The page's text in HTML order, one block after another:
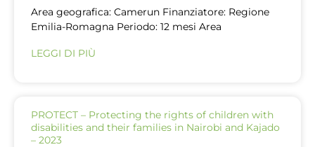
Area geografica: Camerun Finanziatore: Regione
Emilia-Romagna Periodo: 12 mesi Area
LEGGI DI PIÙ
PROTECT – Protecting the rights of children with
disabilities and their families in Nairobi and Kajado
– 2023